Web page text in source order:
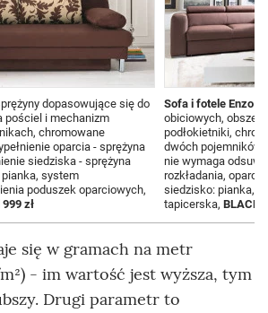
dopasowujące się do
pościel i mechanizm
chromowane
oparcia - sprężyna
siedziska - sprężyna
system
poduszek oparciowych,
zł
Sofa i fotele Enzo
obiciowych,
podłokietniki,
dwóch pojemników
nie wymaga
rozkładania,
siedzisko: pianka,
tapicerska, BLACK
się w gramach na metr
- im wartość jest wyższa, tym
Drugi parametr to